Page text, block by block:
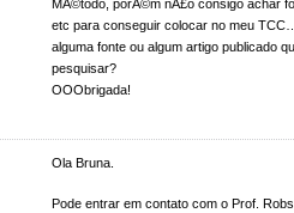
MÃ©todo, porÃ©m nÃ£o consigo achar
etc para conseguir colocar no meu
alguma fonte ou algum artigo publicado
pesquisar?
OOObrigada!
Ola Bruna.
Pode entrar em contato com o Prof.